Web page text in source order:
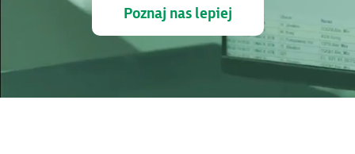
Poznaj nas lepiej